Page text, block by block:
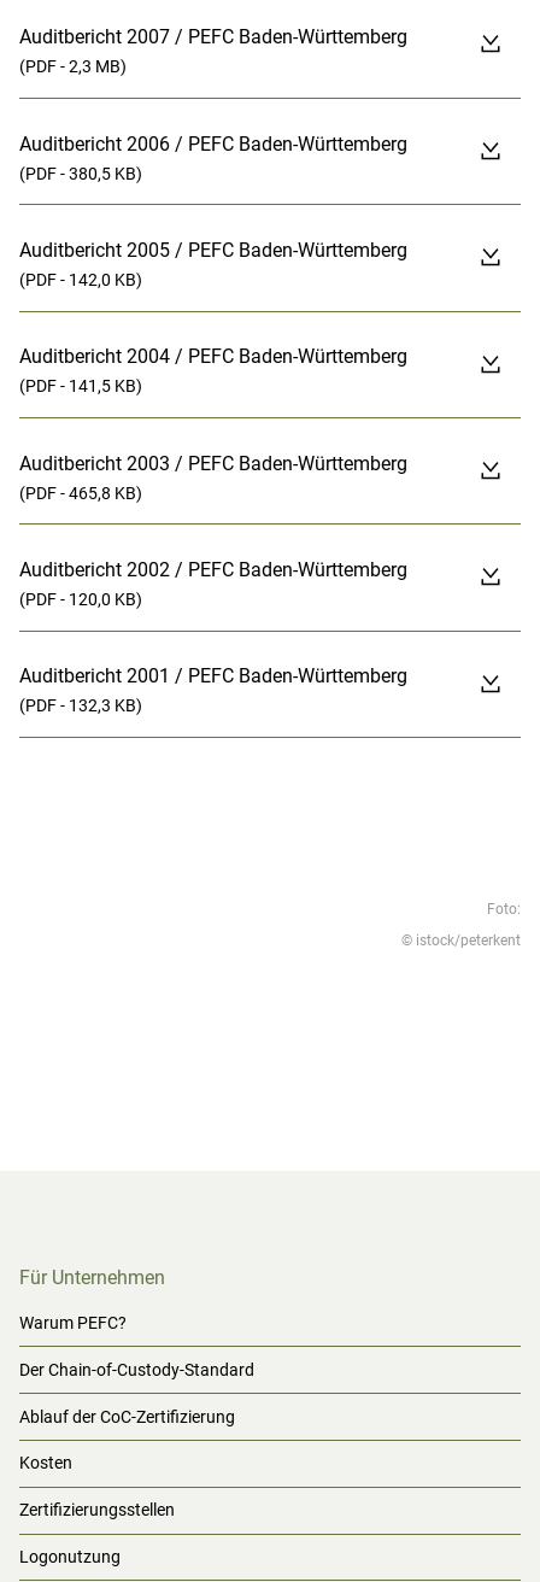
Auditbericht 2007 / PEFC Baden-Württemberg
(PDF - 2,3 MB)
Auditbericht 2006 / PEFC Baden-Württemberg
(PDF - 380,5 KB)
Auditbericht 2005 / PEFC Baden-Württemberg
(PDF - 142,0 KB)
Auditbericht 2004 / PEFC Baden-Württemberg
(PDF - 141,5 KB)
Auditbericht 2003 / PEFC Baden-Württemberg
(PDF - 465,8 KB)
Auditbericht 2002 / PEFC Baden-Württemberg
(PDF - 120,0 KB)
Auditbericht 2001 / PEFC Baden-Württemberg
(PDF - 132,3 KB)
Foto:
© istock/peterkent
Für Unternehmen
Warum PEFC?
Der Chain-of-Custody-Standard
Ablauf der CoC-Zertifizierung
Kosten
Zertifizierungsstellen
Logonutzung